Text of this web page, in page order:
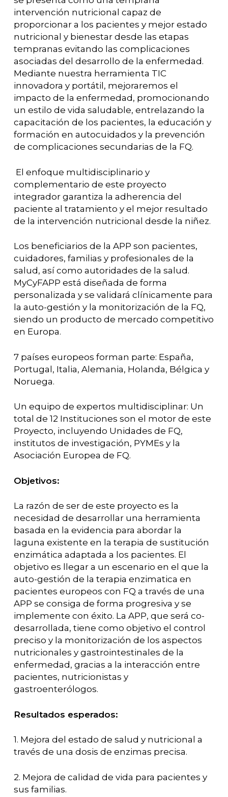
intervención nutricional capaz de
proporcionar a los pacientes y mejor estado
nutricional y bienestar desde las etapas
tempranas evitando las complicaciones
asociadas del desarrollo de la enfermedad.
Mediante nuestra herramienta TIC
innovadora y portátil, mejoraremos el
impacto de la enfermedad, promocionando
un estilo de vida saludable, entrelazando la
capacitación de los pacientes, la educación y
formación en autocuidados y la prevención
de complicaciones secundarias de la FQ.
El enfoque multidisciplinario y
complementario de este proyecto
integrador garantiza la adherencia del
paciente al tratamiento y el mejor resultado
de la intervención nutricional desde la niñez.
Los beneficiarios de la APP son pacientes,
cuidadores, familias y profesionales de la
salud, así como autoridades de la salud.
MyCyFAPP está diseñada de forma
personalizada y se validará clínicamente para
la auto-gestión y la monitorización de la FQ,
siendo un producto de mercado competitivo
en Europa.
7 países europeos forman parte: España,
Portugal, Italia, Alemania, Holanda, Bélgica y
Noruega.
Un equipo de expertos multidisciplinar: Un
total de 12 Instituciones son el motor de este
Proyecto, incluyendo Unidades de FQ,
institutos de investigación, PYMEs y la
Asociación Europea de FQ.
Objetivos:
La razón de ser de este proyecto es la
necesidad de desarrollar una herramienta
basada en la evidencia para abordar la
laguna existente en la terapia de sustitución
enzimática adaptada a los pacientes. El
objetivo es llegar a un escenario en el que la
auto-gestión de la terapia enzimatica en
pacientes europeos con FQ a través de una
APP se consiga de forma progresiva y se
implemente con éxito. La APP, que será co-
desarrollada, tiene como objetivo el control
preciso y la monitorización de los aspectos
nutricionales y gastrointestinales de la
enfermedad, gracias a la interacción entre
pacientes, nutricionistas y
gastroenterólogos.
Resultados esperados:
1. Mejora del estado de salud y nutricional a
través de una dosis de enzimas precisa.
2. Mejora de calidad de vida para pacientes y
sus familias.